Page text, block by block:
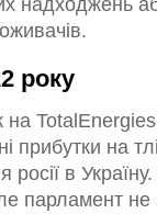
надходжень
року
на
на
росії в
парламент не